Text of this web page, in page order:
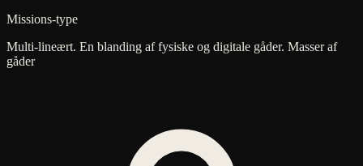
Missions-type
Multi-lineært. En blanding af fysiske og digitale gåder. Masser af
gåder